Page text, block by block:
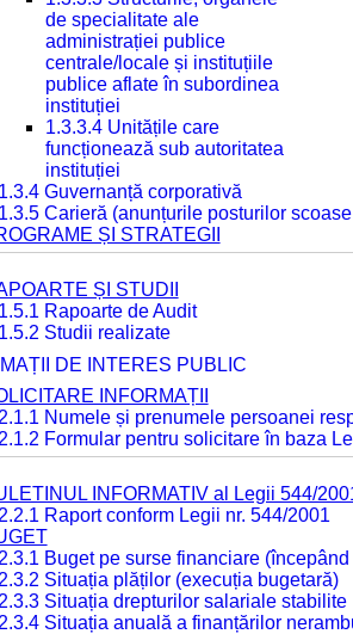
de specialitate ale
administrației publice
centrale/locale și instituțiile
publice aflate în subordinea
instituției
1.3.3.4 Unitățile care
funcționează sub autoritatea
instituției
1.3.4 Guvernanță corporativă
1.3.5 Carieră (anunțurile posturilor
ȘI STRATEGII
ȘI STUDII
1.5.1 Rapoarte de Audit
1.5.2 Studii realizate
DE INTERES PUBLIC
INFORMAȚII
2.1.1 Numele și prenumele persoanei
2.1.2 Formular pentru solicitare în baza
INFORMATIV al Legii 544/
2.2.1 Raport conform Legii nr. 544/2001
2.3.1 Buget pe surse financiare
2.3.2 Situația plăților (execuția bugetară)
2.3.3 Situația drepturilor salariale
2.3.4 Situația anuală a finanțărilor